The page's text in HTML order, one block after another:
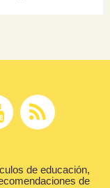
de educación,
de